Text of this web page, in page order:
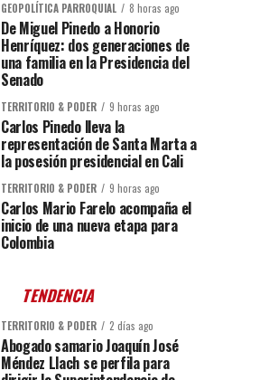
GEOPOLÍTICA PARROQUIAL 8 horas ago
De Miguel Pinedo a Honorio
Henríquez: dos generaciones de
una familia en la Presidencia del
Senado
TERRITORIO & PODER 9 horas ago
Carlos Pinedo lleva la
representación de Santa Marta a
la posesión presidencial en Cali
TERRITORIO & PODER 9 horas ago
Carlos Mario Farelo acompaña el
inicio de una nueva etapa para
Colombia
TENDENCIA
TERRITORIO & PODER 2 días ago
Abogado samario Joaquín José
Méndez Llach se perfila para